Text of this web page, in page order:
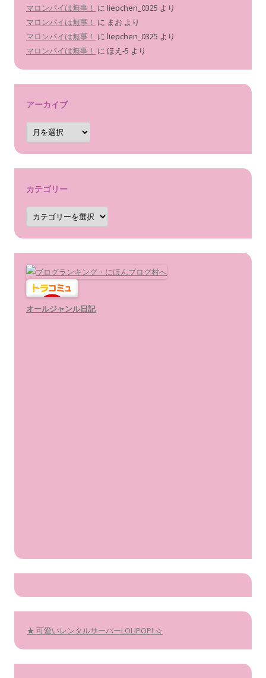
マロンパイは無事！ に liepchen_0325 より
マロンパイは無事！ に まお より
マロンパイは無事！ に liepchen_0325 より
マロンパイは無事！ に ほえ-5 より
アーカイブ
ア
ー
カ
カテゴリー
カ
テ
ゴ
オールジャンル日記
★ 可愛いレンタルサーバーLOLIPOP! ☆